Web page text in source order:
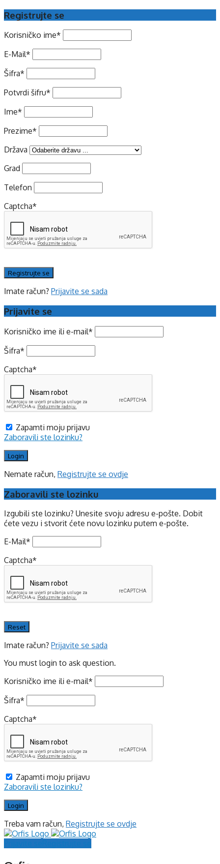
Registrujte se
Korisničko ime*
E-Mail*
Šifra*
Potvrdi šifru*
Ime*
Prezime*
Država
Grad
Telefon
Captcha*
Imate račun? Prijavite se sada
Prijavite se
Korisničko ime ili e-mail*
Šifra*
Captcha*
Zapamti moju prijavu
Zaboravili ste lozinku?
Nemate račun, Registrujte se ovdje
Zaboravili ste lozinku
Izgubili ste lozinku? Unesite svoju adresu e-pošte. Dobit
ćete vezu i stvorit ćete novu lozinku putem e-pošte.
E-Mail*
Captcha*
Imate račun? Prijavite se sada
You must login to ask question.
Korisničko ime ili e-mail*
Šifra*
Captcha*
Zapamti moju prijavu
Zaboravili ste lozinku?
Treba vam račun, Registrujte se ovdje